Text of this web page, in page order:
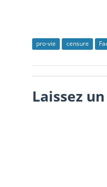
pro-vie censure
Laissez